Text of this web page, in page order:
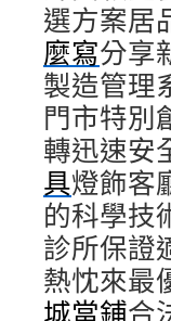
選方案居
麼寫分享
製造管理
門市特別
轉迅速安
具燈飾客
的科學技
診所保證
熱忱來最
城當鋪合